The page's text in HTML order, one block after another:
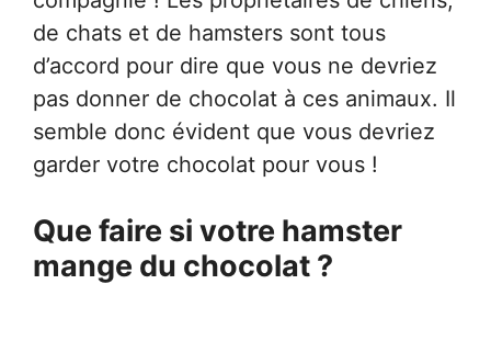
de chats et de hamsters sont tous
d’accord pour dire que vous ne devriez
pas donner de chocolat à ces animaux. Il
semble donc évident que vous devriez
garder votre chocolat pour vous !
Que faire si votre hamster
mange du chocolat ?